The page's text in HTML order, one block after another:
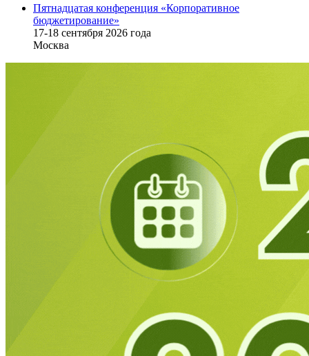
Пятнадцатая конференция «Корпоративное
бюджетирование»
17-18 сентября 2026 года
Москва